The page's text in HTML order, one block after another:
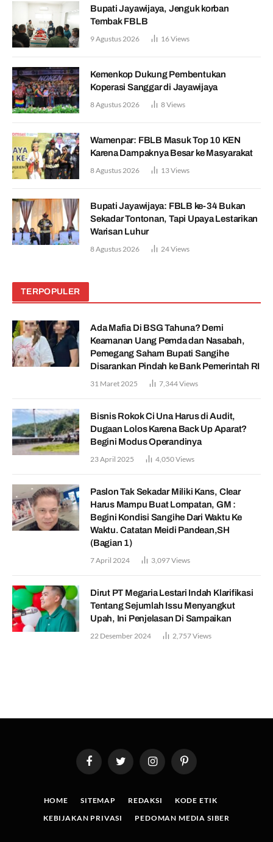
Bupati Jayawijaya, Jenguk korban
Tembak FBLB
9 Agustus 2026 16Views
Kemenkop Dukung Pembentukan
Koperasi Sanggar di Jayawijaya
8 Agustus 2026 8Views
Wamenpar: FBLB Masuk Top 10 KEN
Karena Dampaknya Besar ke Masyarakat
8 Agustus 2026 13Views
Bupati Jayawijaya: FBLB ke-34 Bukan
Sekadar Tontonan, Tapi Upaya Lestarikan
Warisan Luhur
8 Agustus 2026 24Views
TERPOPULER
Ada Mafia Di BSG Tahuna? Demi
Keamanan Uang Pemda dan Nasabah,
Pemegang Saham Bupati Sangihe
Disarankan Pindah ke Bank Pemerintah RI
31 Maret 2025 7,344Views
Bisnis Rokok Ci Una Harus di Audit,
Dugaan Lolos Karena Back Up Aparat?
Begini Modus Operandinya
23 April 2025 4,050Views
Paslon Tak Sekadar Miliki Kans, Clear
Harus Mampu Buat Lompatan, GM :
Begini Kondisi Sangihe Dari Waktu Ke
Waktu. Catatan Meidi Pandean,SH
(Bagian 1)
7 April 2024 3,097Views
Dirut PT Megaria Lestari Indah Klarifikasi
Tentang Sejumlah Issu Menyangkut
Upah, Ini Penjelasan Di Sampaikan
22 Desember 2024 2,757Views
FacebookTwitter InstagramPinterest
HOME SITEMAP REDAKSI
KODE ETIK
KEBIJAKAN PRIVASI
PEDOMAN MEDIA SIBER